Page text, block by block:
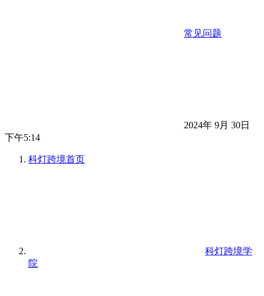
常见问题
2024年 9月 30日
下午5:14
科灯跨境首页
科灯跨境学
院